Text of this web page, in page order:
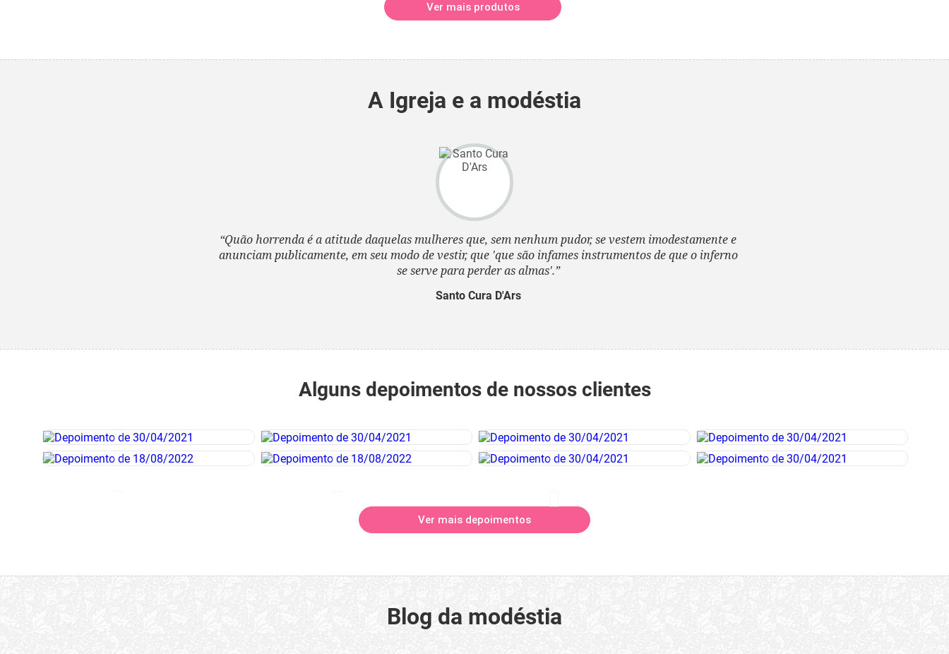
Ver mais produtos
A Igreja e a modéstia
“Quão horrenda é a atitude daquelas mulheres que, sem nenhum pudor, se vestem imodestamente e
anunciam publicamente, em seu modo de vestir, que 'que são infames instrumentos de que o inferno
se serve para perder as almas'.”
Santo Cura D'Ars
Alguns depoimentos de nossos clientes
Ver mais depoimentos
Blog da modéstia